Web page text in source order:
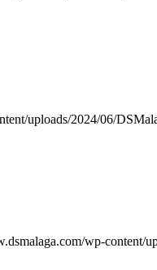
uploads/2024/06/
wp-content/